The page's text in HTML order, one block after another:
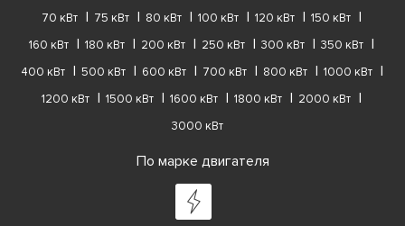
70 кВт
75 кВт 80 кВт 100 кВт 120 кВт
150 кВт
160 кВт
180 кВт 200 кВт 250 кВт 300 кВт
350 кВт
400 кВт
500 кВт 600 кВт 700 кВт 800 кВт
1000 кВт
1200 кВт
1500 кВт 1600 кВт 1800 кВт
2000 кВт
3000 кВт
По марке двигателя